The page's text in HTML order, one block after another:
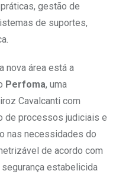
gestão de
de suportes,
nova área está a
Perfoma, uma
Cavalcanti com
de processos judiciais e
nas necessidades do
de acordo com
estabelicida